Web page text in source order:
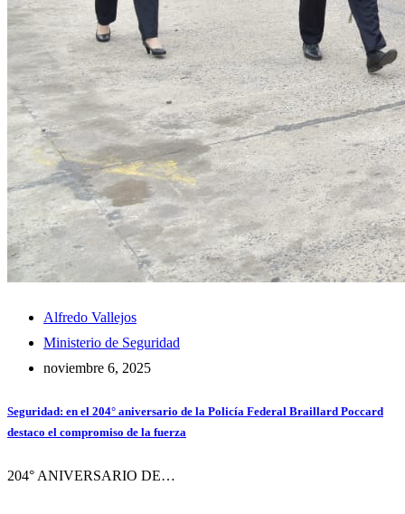
Alfredo Vallejos
Ministerio de Seguridad
noviembre 6, 2025
Seguridad: en el 204° aniversario de la Policía Federal Braillard Poccard
destaco el compromiso de la fuerza
204° ANIVERSARIO DE…